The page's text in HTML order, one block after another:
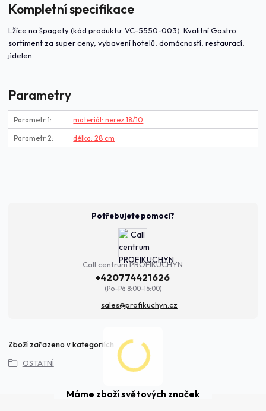
Kompletní specifikace
Lžíce na špagety (kód produktu: VC-5550-003). Kvalitní Gastro
sortiment za super ceny, vybavení hotelů, domácností, restaurací,
jídelen.
Parametry
Parametr 1 materiál: nerez 18/10
Parametr 2 délka: 28 cm
Potřebujete pomoci?
Call centrum PROFIKUCHYN
+420774421626
(Po-Pá 8:00-16:00)
sales@profikuchyn.cz
Zboží zařazeno v kategoriích
OSTATNÍ
Máme zboží světových značek